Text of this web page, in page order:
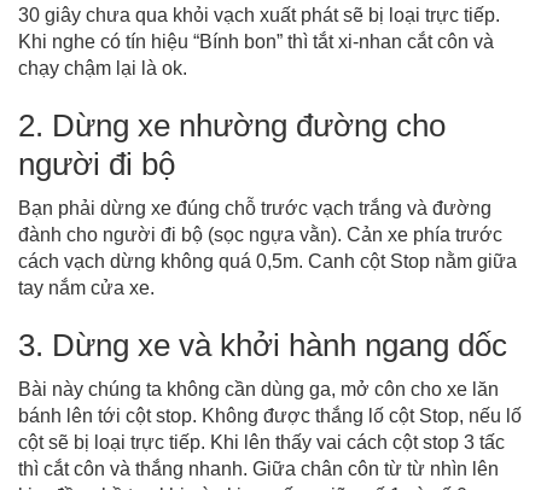
30 giây chưa qua khỏi vạch xuất phát sẽ bị loại trực tiếp.
Khi nghe có tín hiệu “Bính bon” thì tắt xi-nhan cắt côn và
chạy chậm lại là ok.
2. Dừng xe nhường đường cho
người đi bộ
Bạn phải dừng xe đúng chỗ trước vạch trắng và đường
đành cho người đi bộ (sọc ngựa vằn). Cản xe phía trước
cách vạch dừng không quá 0,5m. Canh cột Stop nằm giữa
tay nắm cửa xe.
3. Dừng xe và khởi hành ngang dốc
Bài này chúng ta không cần dùng ga, mở côn cho xe lăn
bánh lên tới cột stop. Không được thắng lố cột Stop, nếu lố
cột sẽ bị loại trực tiếp. Khi lên thấy vai cách cột stop 3 tấc
thì cắt côn và thắng nhanh. Giữa chân côn từ từ nhìn lên